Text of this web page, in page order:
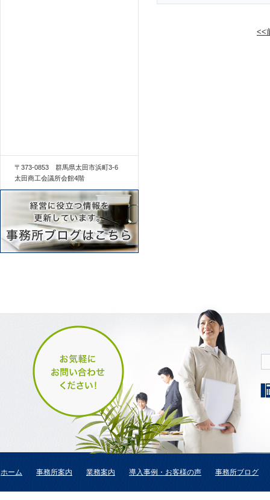
<<
〒373-0853 群馬県太田市浜町3-6
太田商工会議所会館4階
ホーム 事務所案内 業務案内 導入事例・お客様の声 事務所ブログ